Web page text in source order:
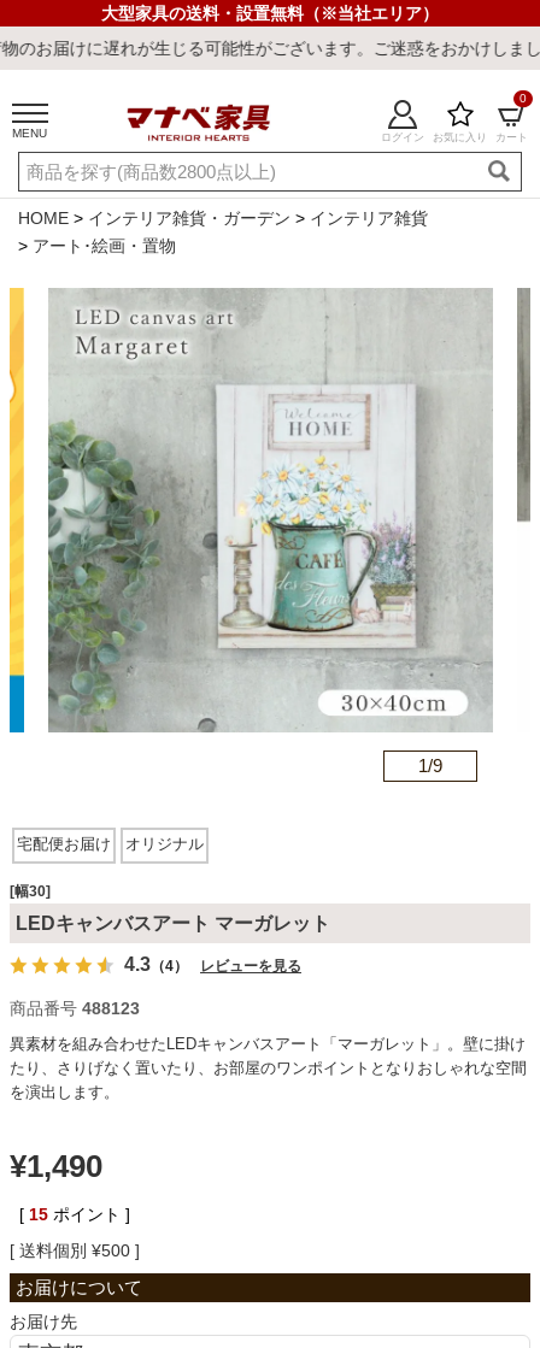
大型家具の送料・設置無料（※当社エリア）
生じる可能性がございます。ご迷惑をおかけしまして誠に申し訳
MENU ログイン お気に入り カート
0
ご利用ガイド 新規会員登録
店舗一覧 閲覧履歴
よくある質問
キーワード・商品番号で探す
最短発送 冷感ラグ 冷感寝具 ワークデスク
カテゴリから探す
ソファ
ダイニングテーブル・セット
椅子・チェア
食器棚・キッチン収納
学習机
HOME インテリア雑貨・ガーデン
インテリア雑貨
アート･絵画・置物
1/9
宅配便お届け オリジナル
[幅30]
LEDキャンバスアート マーガレット
4.3 （4） レビューを見る
商品番号 488123
異素材を組み合わせたLEDキャンバスアート「マーガレット」。壁に掛け
たり、さりげなく置いたり、お部屋のワンポイントとなりおしゃれな空間
を演出します。
¥1,490
[ 15 ポイント ]
送料個別 ¥500
お届け先